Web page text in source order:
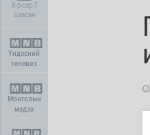
8-р сар 7
Баасан
Үндэсний
телевиз
Монголын
мэдээ